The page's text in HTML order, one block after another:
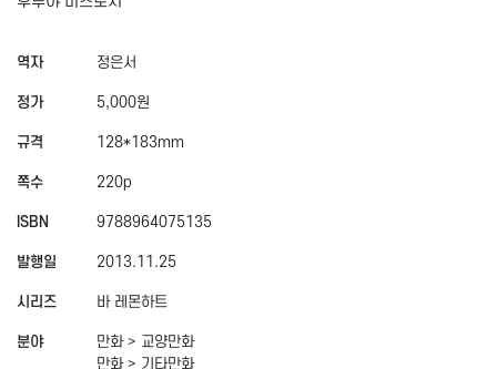
역자 정은서
정가 5,000원
규격 128*183mm
쪽수 220p
ISBN 9788964075135
발행일 2013.11.25
시리즈 바 레몬하트
분야
만화 > 교양만화
만화 > 기타만화